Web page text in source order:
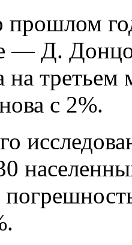
прошлом
— Д.
на третьем
с 2%.